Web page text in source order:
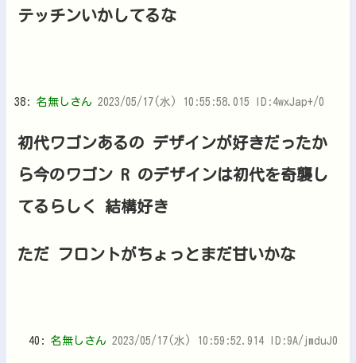
テッチンいかしてるな
38: 名無しさん 2023/05/17(水) 10:55:58.015 ID:4wxJap+/0
初代ワゴンあるの デザインが好きだったか
ら今のワゴン R のデザインは初代を奇襲し
てるらしく 結構好き
ただ フロントがちょっとまだ甘いかな
40: 名無しさん 2023/05/17(水) 10:59:52.914 ID:9A/jmduJ0